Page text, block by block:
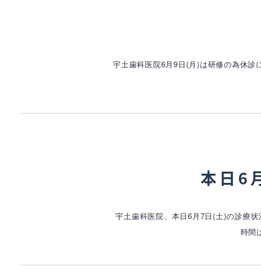
宇土歯科医院6月9日(月)は研修の為休診
本日6
宇土歯科医院、本日6月7日(土)の診療
時間